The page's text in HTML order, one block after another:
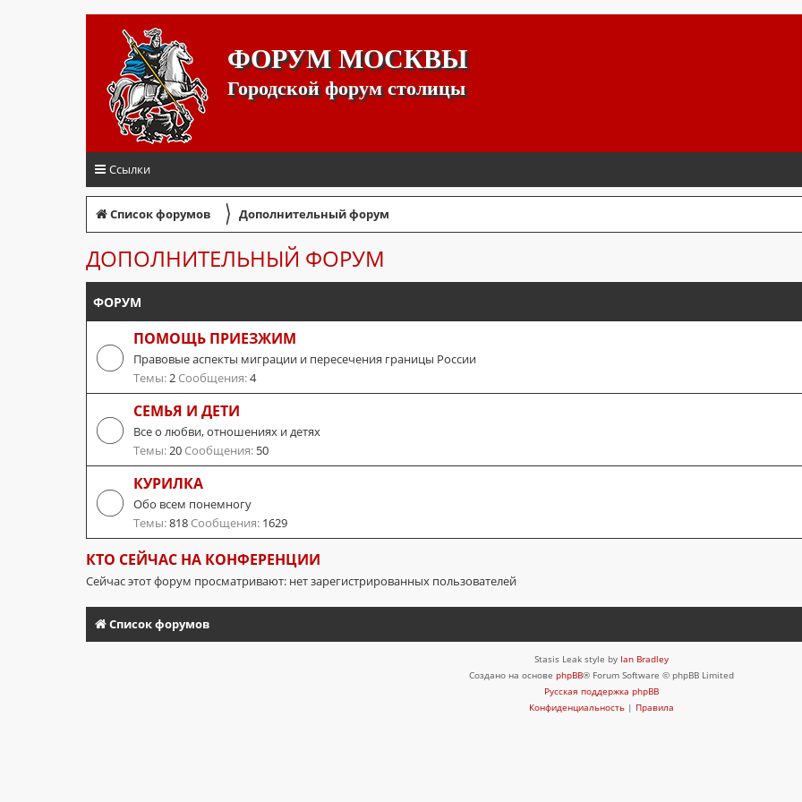
ФОРУМ МОСКВЫ
Городской форум столицы
Ссылки
Список форумов 〉 Дополнительный форум
ДОПОЛНИТЕЛЬНЫЙ ФОРУМ
ФОРУМ
ПОМОЩЬ ПРИЕЗЖИМ
Правовые аспекты миграции и пересечения границы России
Темы:2 Сообщения:4
СЕМЬЯ И ДЕТИ
Все о любви, отношениях и детях
Темы:20 Сообщения: 50
КУРИЛКА
Обо всем понемногу
Темы:818 Сообщения: 1629
КТО СЕЙЧАС НА КОНФЕРЕНЦИИ
Сейчас этот форум просматривают: нет зарегистрированных пользователей
Список форумов
Stasis Leak style by Ian Bradley
Создано на основе phpBB® Forum Software © phpBB Limited
Русская поддержка phpBB
Конфиденциальность | Правила